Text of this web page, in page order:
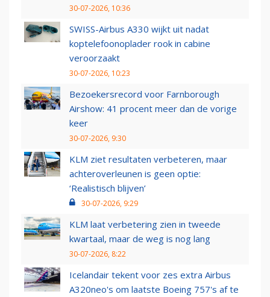
30-07-2026, 10:36
SWISS-Airbus A330 wijkt uit nadat
koptelefoonoplader rook in cabine
veroorzaakt
30-07-2026, 10:23
Bezoekersrecord voor Farnborough
Airshow: 41 procent meer dan de vorige
keer
30-07-2026, 9:30
KLM ziet resultaten verbeteren, maar
achteroverleunen is geen optie:
‘Realistisch blijven’
30-07-2026, 9:29
KLM laat verbetering zien in tweede
kwartaal, maar de weg is nog lang
30-07-2026, 8:22
Icelandair tekent voor zes extra Airbus
A320neo's om laatste Boeing 757's af te